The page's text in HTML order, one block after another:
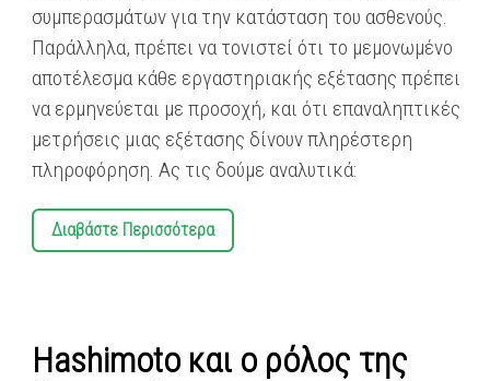
συμπερασμάτων για την κατάσταση του ασθενούς.
Παράλληλα, πρέπει να τονιστεί ότι το μεμονωμένο
αποτέλεσμα κάθε εργαστηριακής εξέτασης πρέπει
να ερμηνεύεται με προσοχή, και ότι επαναληπτικές
μετρήσεις μιας εξέτασης δίνουν πληρέστερη
πληροφόρηση. Ας τις δούμε αναλυτικά:
Διαβάστε Περισσότερα
Hashimoto και ο ρόλος της